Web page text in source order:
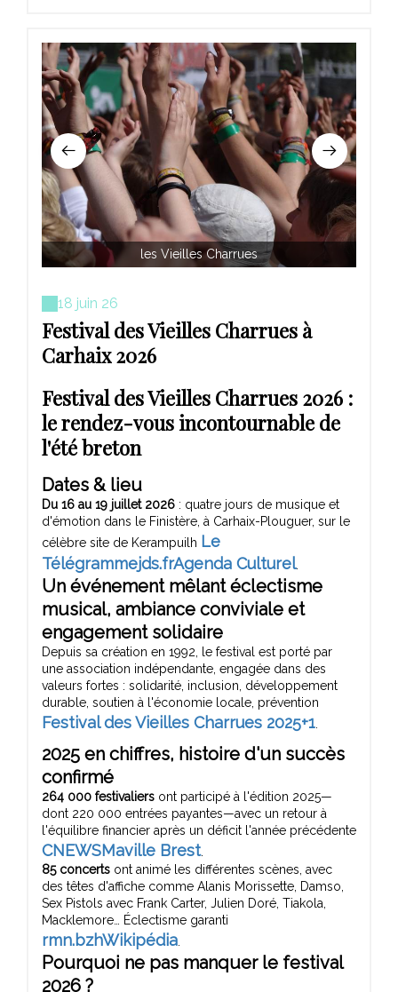
les Vieilles Charrues
18 juin 26
Festival des Vieilles Charrues à
Carhaix 2026
Festival des Vieilles Charrues 2026 :
le rendez-vous incontournable de
l'été breton
Dates & lieu
Du 16 au 19 juillet 2026 : quatre jours de musique et
d'émotion dans le Finistère, à Carhaix-Plouguer, sur le
célèbre site de Kerampuilh Le
Télégrammejds.frAgenda Culturel.
Un événement mêlantéclectisme
musical, ambiance conviviale et
engagement solidaire
Depuis sa création en 1992, le festival est porté par
une association indépendante, engagée dans des
valeurs fortes : solidarité, inclusion, développement
durable, soutien à l'économie locale, prévention
Festival des Vieilles Charrues 2025+1
2025 en chiffres, histoire d'un succès
confirmé
264 000 festivaliers ont participé à l'édition 2025—
dont 220 000 entrées payantes—avec un retour à
l'équilibre financier après un déficit l'année précédente
CNEWSMaville Brest.
85 concerts ont animé les différentes scènes, avec
des têtes d'affiche comme Alanis Morissette, Damso,
Sex Pistols avec Frank Carter, Julien Doré, Tiakola,
Macklemore… Éclectisme garanti
rmn.bzhWikipédia
Pourquoi ne pas manquer le festival
2026 ?